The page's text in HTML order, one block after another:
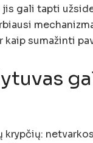
gali tapti
sumažinti